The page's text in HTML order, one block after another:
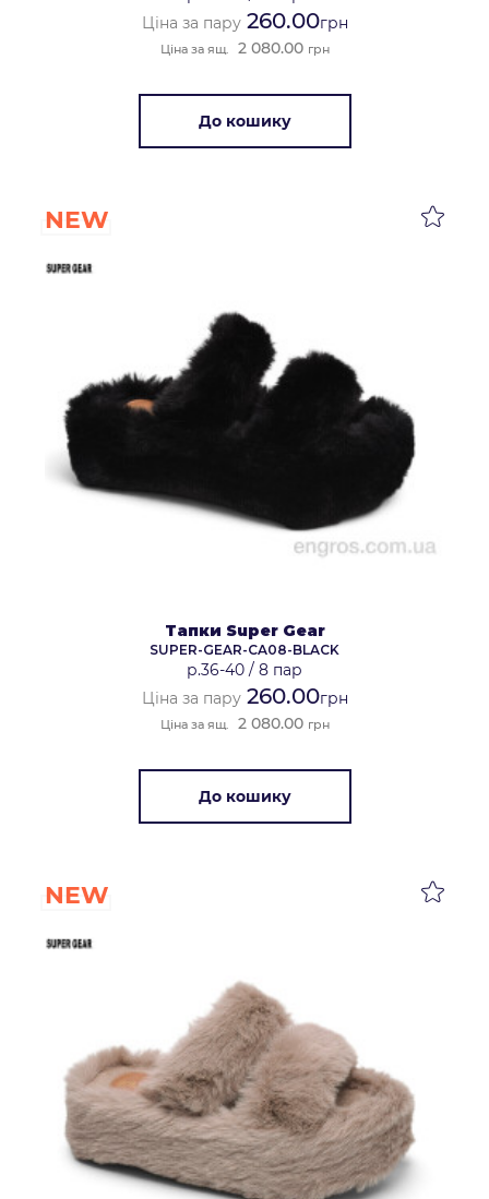
Ціна за пару260.00грн
Ціна за ящ. 2 080.00 грн
До кошику
NEW
Тапки Super Gear
SUPER-GEAR-CA08-BLACK
р.36-40 / 8 пар
Ціна за пару260.00грн
Ціна за ящ. 2 080.00 грн
До кошику
NEW